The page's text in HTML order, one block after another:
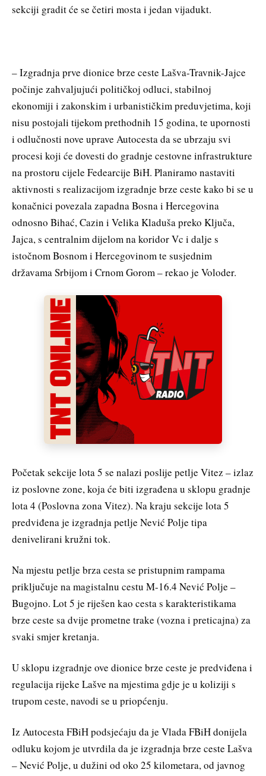
sekciji gradit će se četiri mosta i jedan vijadukt.
– Izgradnja prve dionice brze ceste Lašva-Travnik-Jajce
počinje zahvaljujući političkoj odluci, stabilnoj
ekonomiji i zakonskim i urbanističkim preduvjetima, koji
nisu postojali tijekom prethodnih 15 godina, te upornosti
i odlučnosti nove uprave Autocesta da se ubrzaju svi
procesi koji će dovesti do gradnje cestovne infrastrukture
na prostoru cijele Fedearcije BiH. Planiramo nastaviti
aktivnosti s realizacijom izgradnje brze ceste kako bi se u
konačnici povezala zapadna Bosna i Hercegovina
odnosno Bihać, Cazin i Velika Kladuša preko Ključa,
Jajca, s centralnim dijelom na koridor Vc i dalje s
istočnom Bosnom i Hercegovinom te susjednim
državama Srbijom i Crnom Gorom – rekao je Voloder.
Početak sekcije lota 5 se nalazi poslije petlje Vitez – izlaz
iz poslovne zone, koja će biti izgrađena u sklopu gradnje
lota 4 (Poslovna zona Vitez). Na kraju sekcije lota 5
predviđena je izgradnja petlje Nević Polje tipa
denivelirani kružni tok.
Na mjestu petlje brza cesta se pristupnim rampama
priključuje na magistalnu cestu M-16.4 Nević Polje –
Bugojno. Lot 5 je riješen kao cesta s karakteristikama
brze ceste sa dvije prometne trake (vozna i preticajna) za
svaki smjer kretanja.
U sklopu izgradnje ove dionice brze ceste je predviđena i
regulacija rijeke Lašve na mjestima gdje je u koliziji s
trupom ceste, navodi se u priopćenju.
Iz Autocesta FBiH podsjećaju da je Vlada FBiH donijela
odluku kojom je utvrdila da je izgradnja brze ceste Lašva
– Nević Polje, u dužini od oko 25 kilometara, od javnog